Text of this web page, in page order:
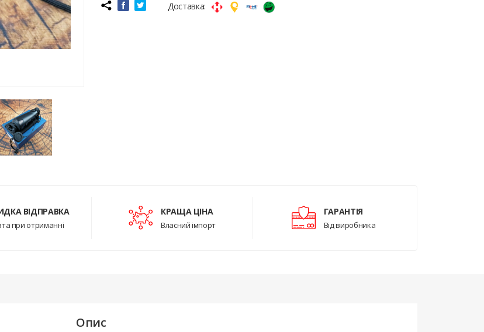
Доставка:
ВІДПРАВКА
при отриманні
КРАЩА ЦІНА
Власний імпорт
ГАРАНТІЯ
Від виробника
Опис